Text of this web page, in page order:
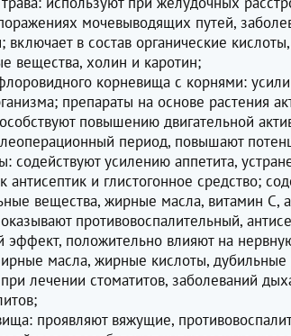
мочевыводящих путей,
включает в состав органические
вещества, холин и каротин;
корневища с корнями:
препараты на основе растения
повышению двигательной
период, повышают
содействуют усилению аппетита,
антисептик и глистогонное средство;
вещества, жирные масла, витамин C,
противовоспалительный,
эффект, положительно влияют на
масла, жирные кислоты, дубильные
лечении стоматитов, заболеваний
проявляют вяжущие,